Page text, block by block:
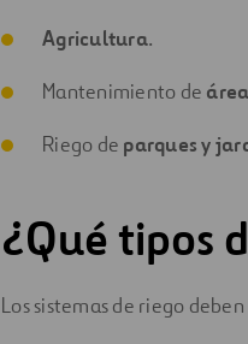
Agricultura.
Mantenimiento de
Riego de parques y
¿Qué tipos
Los sistemas de riego